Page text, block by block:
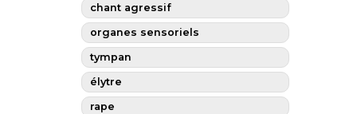
chant agressif
organes sensoriels
tympan
élytre
rape